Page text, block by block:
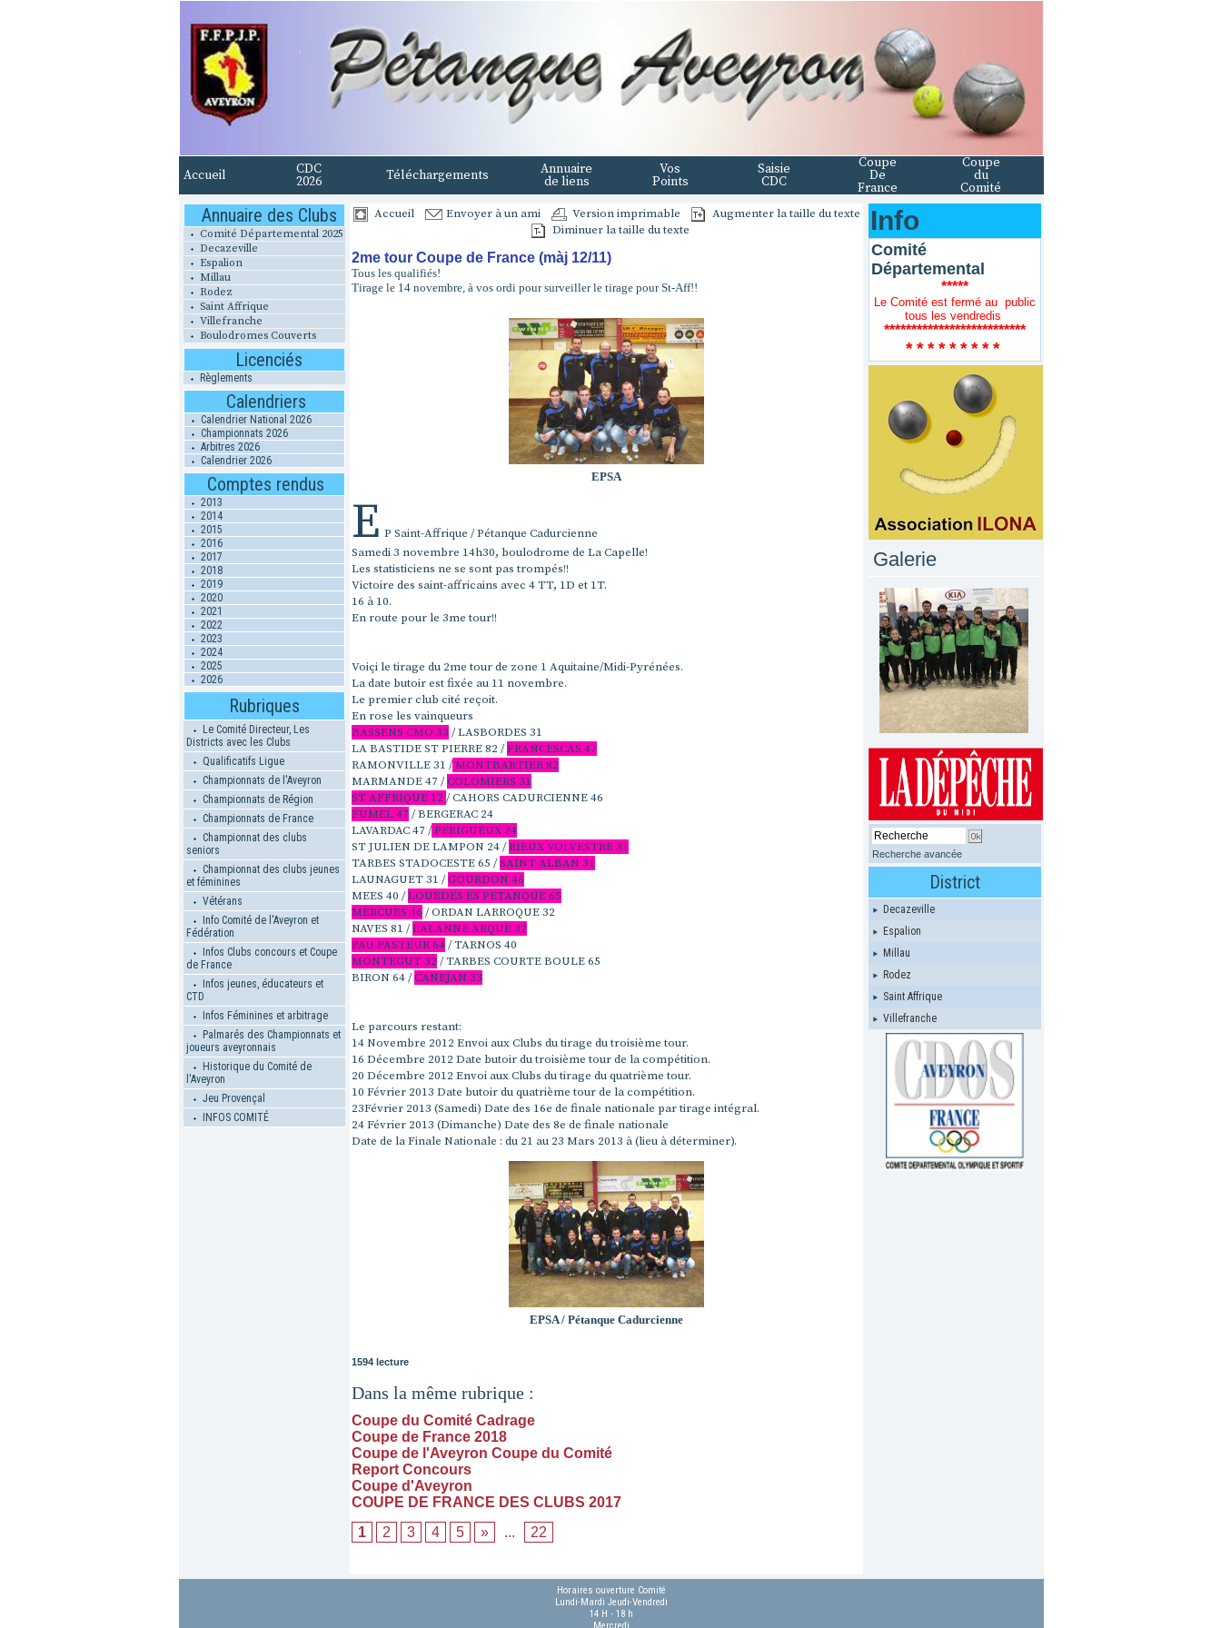
Accueil CDC
2026 Téléchargements Annuaire
de liens
Vos
Points
Saisie
CDC
Coupe
De
France
Coupe
du
Comité
Annuaire des Clubs
Comité Départemental 2025
Decazeville
Espalion
Millau
Rodez
Saint Affrique
Villefranche
Boulodromes Couverts
Licenciés
Règlements
Calendriers
Calendrier National 2026
Championnats 2026
Arbitres 2026
Calendrier 2026
Comptes rendus
2013
2014
2015
2016
2017
2018
2019
2020
2021
2022
2023
2024
2025
2026
Rubriques
Le Comité Directeur, Les
Districts avec les Clubs
Qualificatifs Ligue
Championnats de l'Aveyron
Championnats de Région
Championnats de France
Championnat des clubs
seniors
Championnat des clubs jeunes
et féminines
Vétérans
Info Comité de l'Aveyron et
Fédération
Infos Clubs concours et Coupe
de France
Infos jeunes, éducateurs et
CTD
Infos Féminines et arbitrage
Palmarés des Championnats et
joueurs aveyronnais
Historique du Comité de
l'Aveyron
Jeu Provençal
INFOS COMITÉ
Accueil Envoyer à un ami Version imprimable
Augmenter la taille du texte
Diminuer la taille du texte
2me tour Coupe de France (màj 12/11)
Tous les qualifiés!
Tirage le 14 novembre, à vos ordi pour surveiller le tirage pour St-Aff!!
EPSA
E P Saint-Affrique / Pétanque Cadurcienne
Samedi 3 novembre 14h30, boulodrome de La Capelle!
Les statisticiens ne se sont pas trompés!!
Victoire des saint-affricains avec 4 TT, 1D et 1T.
16 à 10.
En route pour le 3me tour!!
Voiçi le tirage du 2me tour de zone 1 Aquitaine/Midi-Pyrénées.
La date butoir est fixée au 11 novembre.
Le premier club cité reçoit.
En rose les vainqueurs
BASSENS CMO 33 / LASBORDES 31
LA BASTIDE ST PIERRE 82 /FRANCESCAS 47
RAMONVILLE 31 /MONTBARTIER 82
MARMANDE 47 /COLOMIERS 31
ST AFFRIQUE 12 / CAHORS CADURCIENNE 46
FUMEL 47 / BERGERAC 24
LAVARDAC 47 /PERIGUEUX 24
ST JULIEN DE LAMPON 24 /RIEUX VOLVESTRE 31
TARBES STADOCESTE 65 /SAINT ALBAN 31
LAUNAGUET 31 /GOURDON 46
MEES 40 /LOURDES ES PETANQUE 65
MERCUES 46 / ORDAN LARROQUE 32
NAVES 81 /LALANNE ARQUE 32
PAU PASTEUR 64/ TARNOS 40
MONTEGUT 32 / TARBES COURTE BOULE 65
BIRON 64 /CANEJAN 33
Le parcours restant:
14 Novembre 2012 Envoi aux Clubs du tirage du troisième tour.
16 Décembre 2012 Date butoir du troisième tour de la compétition.
20 Décembre 2012 Envoi aux Clubs du tirage du quatrième tour.
10 Février 2013 Date butoir du quatrième tour de la compétition.
23Février 2013 (Samedi) Date des 16e de finale nationale par tirage intégral.
24 Février 2013 (Dimanche) Date des 8e de finale nationale
Date de la Finale Nationale : du 21 au 23 Mars 2013 à (lieu à déterminer).
EPSA / Pétanque Cadurcienne
1594 lecture
Dans la même rubrique :
Coupe du Comité Cadrage
Coupe de France 2018
Coupe de l'Aveyron Coupe du Comité
Report Concours
Coupe d'Aveyron
COUPE DE FRANCE DES CLUBS 2017
1
2 3 4 5 » ... 22
Info
Comité
Départemental
*****
Le Comité est fermé au public
tous les vendredis
**************************
* * * * * * * * *
Galerie
Recherche avancée
District
Decazeville
Espalion
Millau
Rodez
Saint Affrique
Villefranche
Horaires ouverture Comité
Lundi-Mardi Jeudi-Vendredi
14 H - 18 h